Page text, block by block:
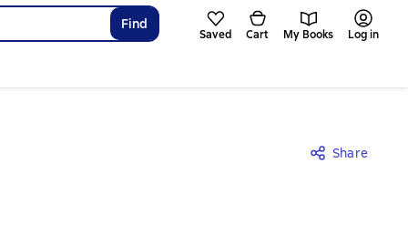
Find
Saved Cart My Books Log in
Share